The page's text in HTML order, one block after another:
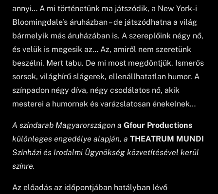
annyi… A mi történetünk ma játszódik, a New York-i
Bloomingdale’s áruházban – de játszódhatna a világ
bármelyik más áruházában is. A szereplőink négy nő,
és velük is megesik az… Az, amiről nem szeretünk
beszélni. Mert tabu. De mi most megdöntjük. Ismerős
sorsok, világhírű slágerek, ellenállhatatlan humor. A
színpadon négy díva, négy csodálatos nő, akik
mesterei a humornak és varázslatosan énekelnek…
A színdarab Magyarországon aGfour Productions
különleges engedélye alapján, a THEATRUM MUNDI
Színházi és Irodalmi Ügynökség közvetítésével kerül
színre.
Az előadás az időpontjában hatályban lévő